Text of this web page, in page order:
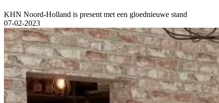
KHN Noord-Holland is present met een gloednieuwe stand
07-02-2023